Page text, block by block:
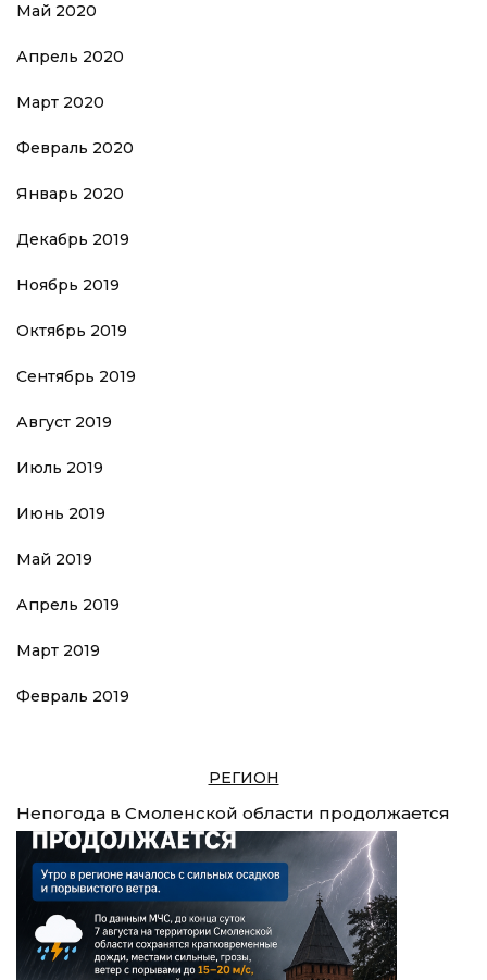
Май 2020
Апрель 2020
Март 2020
Февраль 2020
Январь 2020
Декабрь 2019
Ноябрь 2019
Октябрь 2019
Сентябрь 2019
Август 2019
Июль 2019
Июнь 2019
Май 2019
Апрель 2019
Март 2019
Февраль 2019
РЕГИОН
Непогода в Смоленской области продолжается